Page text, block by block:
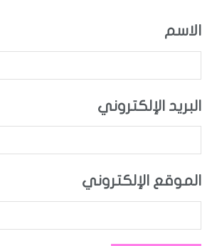
الاسم
البريد الإلكتروني
الموقع الإلكتروني